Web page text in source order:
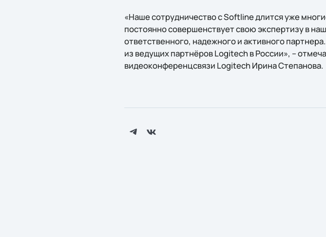
«Наше сотрудничество с Softline длится уже
постоянно совершенствует свою экспертизу в
ответственного, надежного и активного
из ведущих партнёров Logitech в России», –
видеоконференцсвязи Logitech Ирина Степанова.